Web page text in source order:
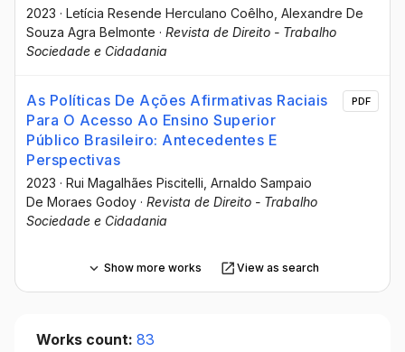
2023 · Letícia Resende Herculano Coêlho , Alexandre De
Souza Agra Belmonte · Revista de Direito - Trabalho
Sociedade e Cidadania
As Políticas De Ações Afirmativas Raciais
Para O Acesso Ao Ensino Superior
Público Brasileiro: Antecedentes E
Perspectivas
2023 · Rui Magalhães Piscitelli , Arnaldo Sampaio
De Moraes Godoy · Revista de Direito - Trabalho
Sociedade e Cidadania
PDF
Show more works View as search
Works count: 83